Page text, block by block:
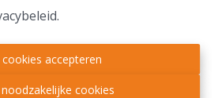
.
cookies accepteren
cookies